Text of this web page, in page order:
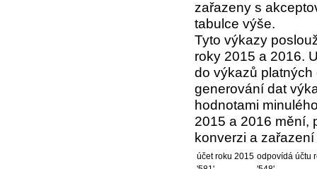
zařazeny s
tabulce výše.
Tyto výkazy
roky 2015 a 2016.
do výkazů platných
generování dat
hodnotami
2015 a 2016 mění,
konverzi a
účet roku 2015 odpovídá účtu